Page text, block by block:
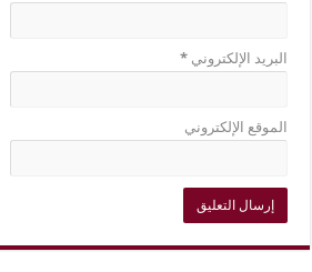
البريد الإلكتروني*
الموقع الإلكتروني